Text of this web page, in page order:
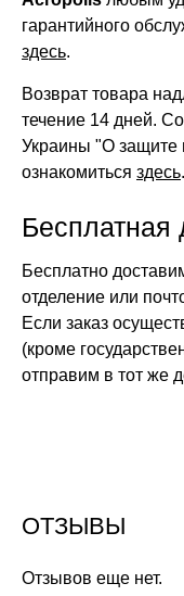
гарантийного
здесь.
Возврат товара
течение 14 дней.
Украины "О защите
ознакомиться здесь.
Бесплатная
Бесплатно
отделение или
Если заказ
(кроме
отправим в тот же
ОТЗЫВЫ
Отзывов еще нет.